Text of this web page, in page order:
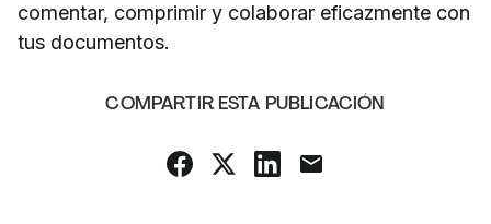
comentar, comprimir y colaborar eficazmente con
tus documentos.
COMPARTIR ESTA PUBLICACIÓN